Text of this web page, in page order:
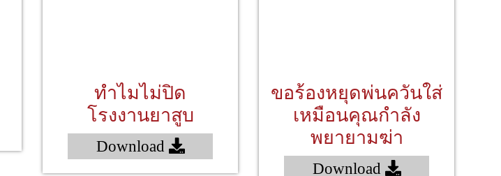
ทำไมไม่ปิด
โรงงานยาสูบ
Download
ขอร้องหยุดพ่นควันใส่
เหมือนคุณกำลัง
พยายามฆ่า
Download